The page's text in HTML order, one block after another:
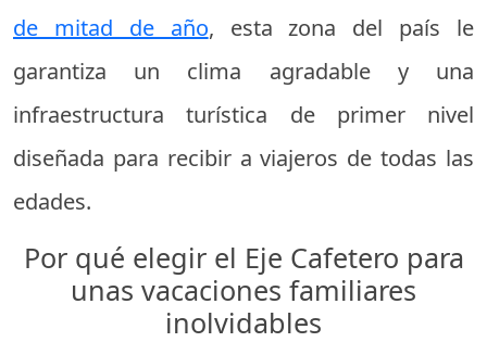
de mitad de año, esta zona del país le
garantiza un clima agradable y una
infraestructura turística de primer nivel
diseñada para recibir a viajeros de todas las
edades.
Por qué elegir el Eje Cafetero para
unas vacaciones familiares
inolvidables